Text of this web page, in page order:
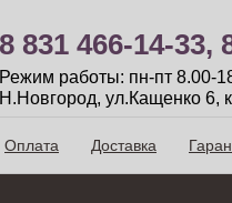
8 831 466-14-33,
Режим работы: пн-пт 8.00-
Н.Новгород, ул.Кащенко 6,
Оплата Доставка